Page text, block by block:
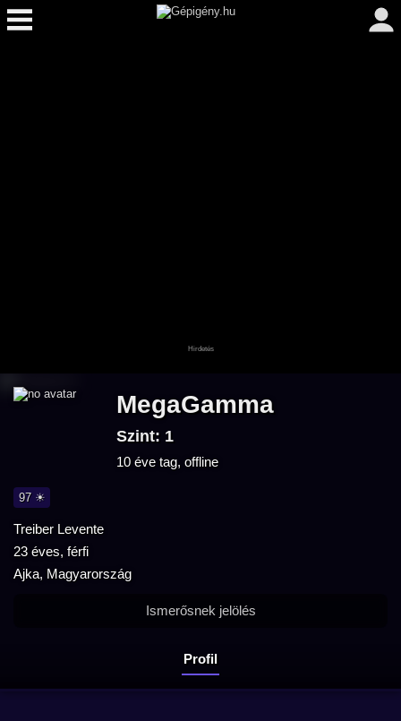
MegaGamma
Szint: 1
10 éve tag, offline
97 ☀
Treiber Levente
23 éves, férfi
Ajka, Magyarország
Profil
Ismerősnek jelölés